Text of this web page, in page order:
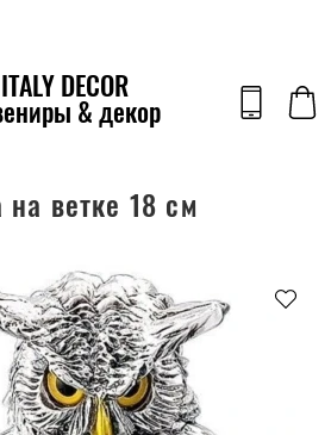
ITALY DECOR
& декор
на ветке 18 см